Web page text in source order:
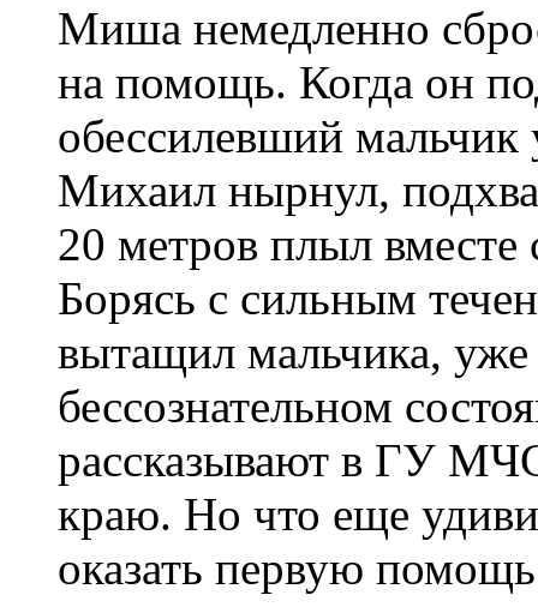
Миша немедленно
на помощь. Когда он
обессилевший
Михаил нырнул,
20 метров плыл вместе
Борясь с сильным
вытащил мальчика,
бессознательном
рассказывают в ГУ
краю. Но что еще
оказать первую